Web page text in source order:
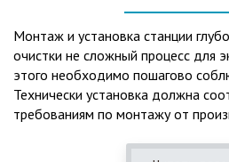
Монтаж и установка станции
очистки не сложный процесс для
этого необходимо пошагово
Технически установка должна
требованиям по монтажу от